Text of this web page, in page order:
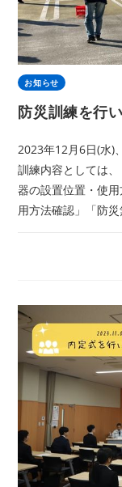
お知らせ
防災訓練を行
2023年12月6日(水)
訓練内容としては
器の設置位置・使
用方法確認」「防